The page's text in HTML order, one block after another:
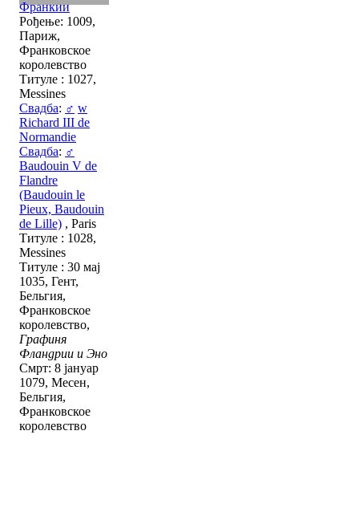
Франкии
Рођење: 1009,
Париж,
Франковское
королевство
Титуле : 1027,
Messines
Свадба: ♂ w
Richard III de
Normandie
Свадба: ♂
Baudouin V de
Flandre
(Baudouin le
Pieux, Baudouin
de Lille) , Paris
Титуле : 1028,
Messines
Титуле : 30 мај
1035, Гент,
Бельгия,
Франковское
королевство,
Графиня
Фландрии и Эно
Смрт: 8 јануар
1079, Месен,
Бельгия,
Франковское
королевство